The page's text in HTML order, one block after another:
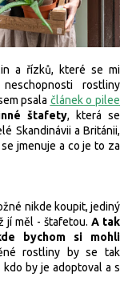
a řízků, které se mi
rostliny
psala článek o pilee
štafety, která se
Skandinávii a Británii,
jmenuje a co je to za
nikde koupit, jediný
jí měl - štafetou. A tak
bychom si mohli
rostliny by se tak
by je adoptoval a s